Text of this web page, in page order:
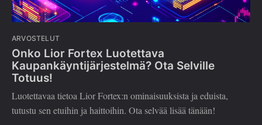
ARVOSTELUT
Onko Lior Fortex Luotettava
Kaupankäyntijärjestelmä? Ota Selville
Totuus!
Luotettavaa tietoa Lior Fortex:n ominaisuuksista ja eduista,
tutustu sen etuihin ja haittoihin. Ota selvää lisää tänään!